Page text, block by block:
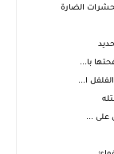
الضارة
با...
ا...
على ...